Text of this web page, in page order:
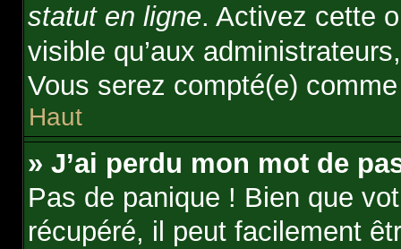
statut en ligne. Activez cette
visible qu’aux
Vous serez compté(e)
Haut
» J’ai perdu mon mot de
Pas de panique ! Bien que
récupéré, il peut facilement